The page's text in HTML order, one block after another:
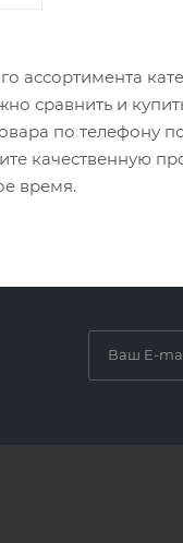
сравнить и
по
качественную
время.